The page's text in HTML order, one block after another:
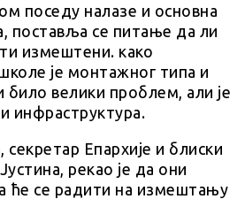
поседу налазе и основна
поставља се питање да ли
измештени. како
је монтажног типа и
велики проблем, али је
инфраструктура.
Епархије и блиски
рекао је да они
ће се радити на измештању